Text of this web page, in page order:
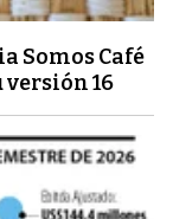
Somos Café
versión 16